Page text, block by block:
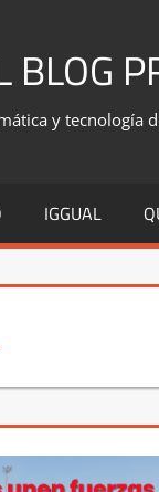
BLOG
y tecnología
IGGUAL